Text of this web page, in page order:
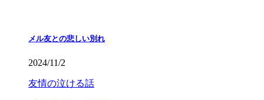
メル友との悲しい別れ
2024/11/2
友情の泣ける話